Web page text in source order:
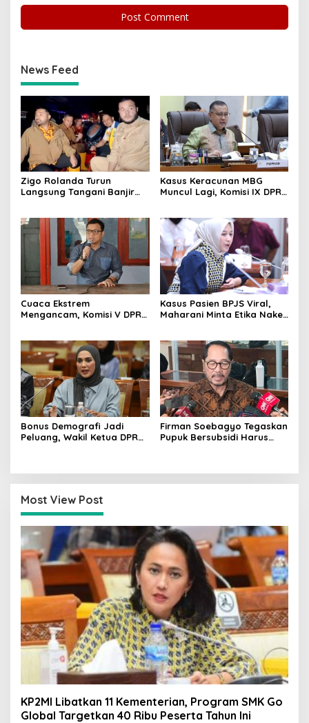
News Feed
Zigo Rolanda Turun
Langsung Tangani Banjir
Kasus Keracunan MBG
Muncul Lagi, Komisi IX DPR
Cuaca Ekstrem
Mengancam, Komisi V DPR
Kasus Pasien BPJS Viral,
Maharani Minta Etika Nakes
Bonus Demografi Jadi
Peluang, Wakil Ketua DPR
Firman Soebagyo Tegaskan
Pupuk Bersubsidi Harus
Most View Post
KP2MI Libatkan 11 Kementerian, Program SMK Go
Global Targetkan 40 Ribu Peserta Tahun Ini